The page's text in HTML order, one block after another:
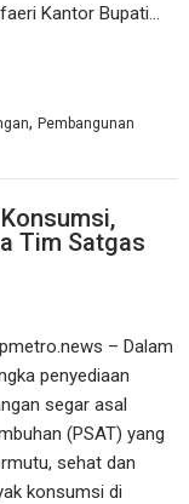
Kantor Bupati…
,Pembangunan
Tim Satgas
– Dalam
penyediaan
segar asal
(PSAT) yang
sehat dan
konsumsi di